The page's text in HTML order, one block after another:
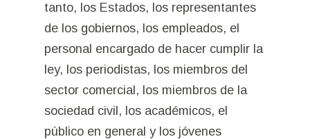
tanto, los Estados, los representantes
de los gobiernos, los empleados, el
personal encargado de hacer cumplir la
ley, los periodistas, los miembros del
sector comercial, los miembros de la
sociedad civil, los académicos, el
público en general y los jóvenes